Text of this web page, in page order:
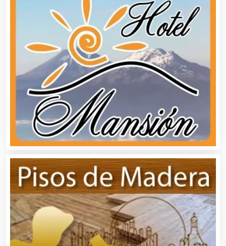
Artículos Publicitarios
Aseguradoras
Asesores Técnicos
Asesoría Fiscal
Asilos
Asociaciones Civiles